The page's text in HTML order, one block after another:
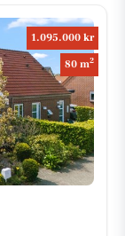
1.095.000 kr
80 m2